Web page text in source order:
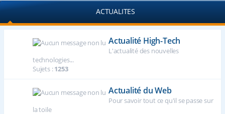
ACTUALITES
Actualité High-Tech
L'actualité des nouvelles
technologies...
Sujets :1253
Actualité du Web
Pour savoir tout ce qu'il se passe sur
la toile